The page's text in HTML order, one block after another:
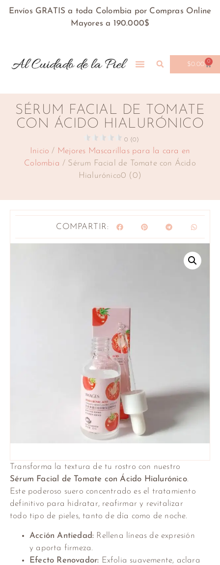
Envíos GRATIS a toda Colombia por Compras Online
Mayores a 190.000$
$0.00 0
SÉRUM FACIAL DE TOMATE
CON ÁCIDO HIALURÓNICO
0 (0)
Inicio / Mejores Mascarillas para la cara en
Colombia / Sérum Facial de Tomate con Ácido
Hialurónico0 (0)
COMPARTIR:
Transforma la textura de tu rostro con nuestro
Sérum Facial de Tomate con Ácido Hialurónico.
Este poderoso suero concentrado es el tratamiento
definitivo para hidratar, reafirmar y revitalizar
todo tipo de pieles, tanto de día como de noche.
Acción Antiedad: Rellena líneas de expresión
y aporta firmeza.
Efecto Renovador: Exfolia suavemente, aclara